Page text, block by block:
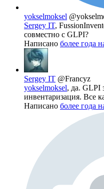
yokselmoksel
Sergey IT,
совместно с GLPI?
Написано более года
Sergey IT @Francyz
yokselmoksel, да. GLPI
инвентаризация. Все
Написано более года